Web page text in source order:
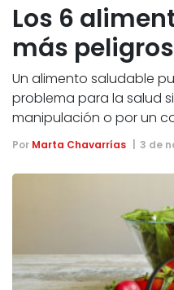
Los 6
más
Un alimento saludable
problema para la salud
manipulación o por un
Por Marta Chavarrías 3 de